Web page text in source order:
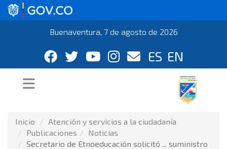
Buenaventura, 7 de agosto de 2026
ES EN
Inicio
Atención y servicios a la ciudadanía
Publicaciones
Noticias
Secretario de Etnoeducación solicitó ... suministro